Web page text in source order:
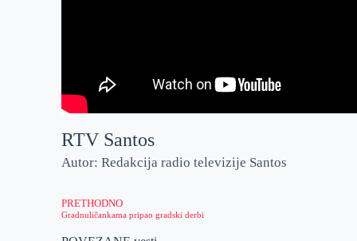
RTV Santos
Autor: Redakcija radio televizije Santos
PRETHODNO
Gradnuličankama pripao gradski derbi